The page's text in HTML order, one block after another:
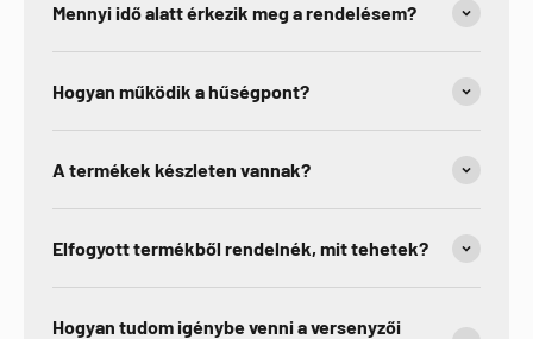
Mennyi idő alatt érkezik meg a rendelésem?
Hogyan működik a hűségpont?
A termékek készleten vannak?
Elfogyott termékből rendelnék, mit tehetek?
Hogyan tudom igénybe venni a versenyzői